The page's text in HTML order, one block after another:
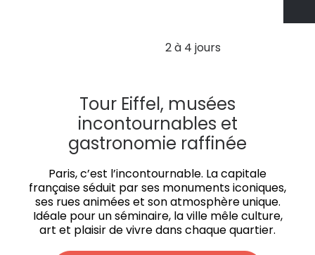
2 à 4 jours
Tour Eiffel, musées
incontournables et
gastronomie raffinée
Paris, c’est l’incontournable. La capitale
française séduit par ses monuments iconiques,
ses rues animées et son atmosphère unique.
Idéale pour un séminaire, la ville mêle culture,
art et plaisir de vivre dans chaque quartier.